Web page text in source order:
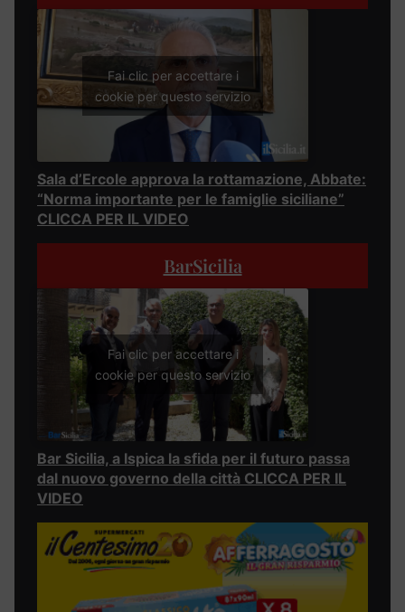
Fai clic per accettare i
cookie per questo servizio
Sala d’Ercole approva la rottamazione, Abbate:
“Norma importante per le famiglie siciliane”
CLICCA PER IL VIDEO
BarSicilia
Fai clic per accettare i
cookie per questo servizio
Bar Sicilia, a Ispica la sfida per il futuro passa
dal nuovo governo della città CLICCA PER IL
VIDEO